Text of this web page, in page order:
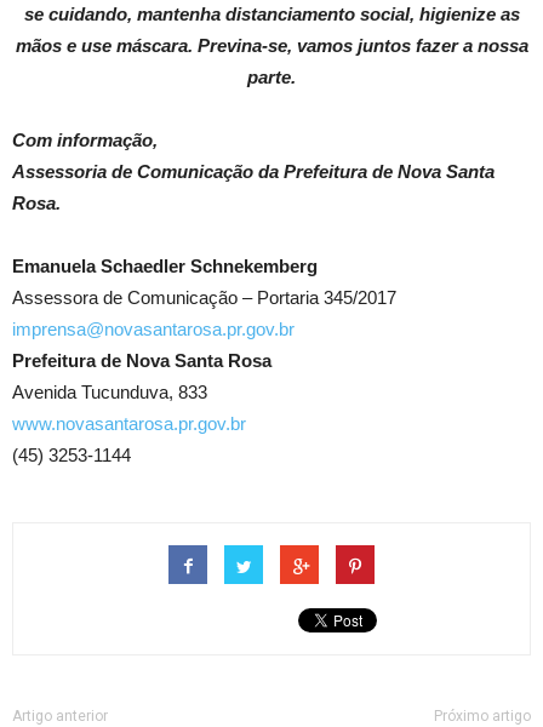
se cuidando, mantenha distanciamento social, higienize as
mãos e use máscara. Previna-se, vamos juntos fazer a nossa
parte.
Com informação,
Assessoria de Comunicação da Prefeitura de Nova Santa
Rosa.
Emanuela Schaedler Schnekemberg
Assessora de Comunicação – Portaria 345/2017
imprensa@novasantarosa.pr.gov.br
Prefeitura de Nova Santa Rosa
Avenida Tucunduva, 833
www.novasantarosa.pr.gov.br
(45) 3253-1144
Artigo anterior Próximo artigo